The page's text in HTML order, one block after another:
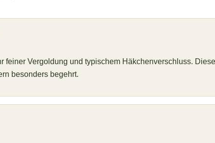
feiner Vergoldung und typischem Häkchenverschluss. Diese
besonders begehrt.